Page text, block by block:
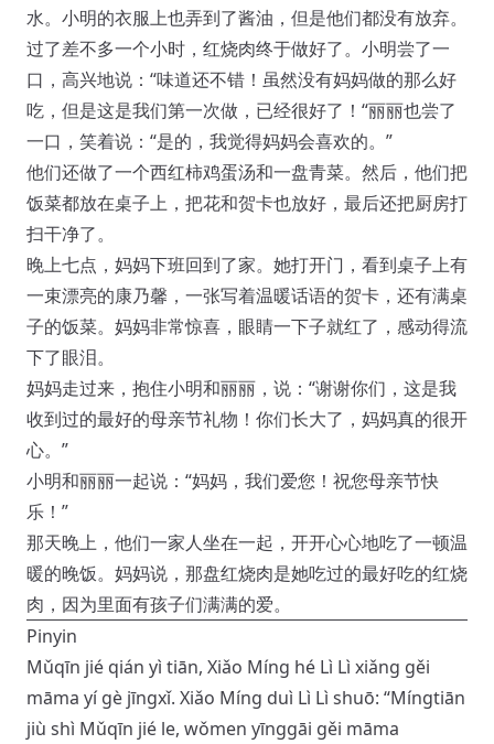
水。小明的衣服上也弄到了酱油，但是他们都没有放弃。
过了差不多一个小时，红烧肉终于做好了。小明尝了一
口，高兴地说：“味道还不错！虽然没有妈妈做的那么好
吃，但是这是我们第一次做，已经很好了！“丽丽也尝了
一口，笑着说：“是的，我觉得妈妈会喜欢的。”
他们还做了一个西红柿鸡蛋汤和一盘青菜。然后，他们把
饭菜都放在桌子上，把花和贺卡也放好，最后还把厨房打
扫干净了。
晚上七点，妈妈下班回到了家。她打开门，看到桌子上有
一束漂亮的康乃馨，一张写着温暖话语的贺卡，还有满桌
子的饭菜。妈妈非常惊喜，眼睛一下子就红了，感动得流
下了眼泪。
妈妈走过来，抱住小明和丽丽，说：“谢谢你们，这是我
收到过的最好的母亲节礼物！你们长大了，妈妈真的很开
心。”
小明和丽丽一起说：“妈妈，我们爱您！祝您母亲节快
乐！”
那天晚上，他们一家人坐在一起，开开心心地吃了一顿温
暖的晚饭。妈妈说，那盘红烧肉是她吃过的最好吃的红烧
肉，因为里面有孩子们满满的爱。
Pinyin
Mǔqīn jié qián yì tiān, Xiǎo Míng hé Lì Lì xiǎng gěi
māma yí gè jīngxǐ. Xiǎo Míng duì Lì Lì shuō: “Míngtiān
jiù shì Mǔqīn jié le, wǒmen yīnggāi gěi māma